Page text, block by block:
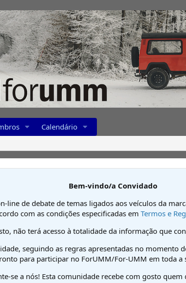
Calendário
Bem-vindo/a Convidado
line de debate de temas ligados aos veículos da
com as condições especificadas em Termos e
não terá acesso à totalidade da informação que
seguindo as regras apresentadas no momento
para participar no ForUMM/For-UMM em toda a
se a nós! Esta comunidade recebe com gosto quem